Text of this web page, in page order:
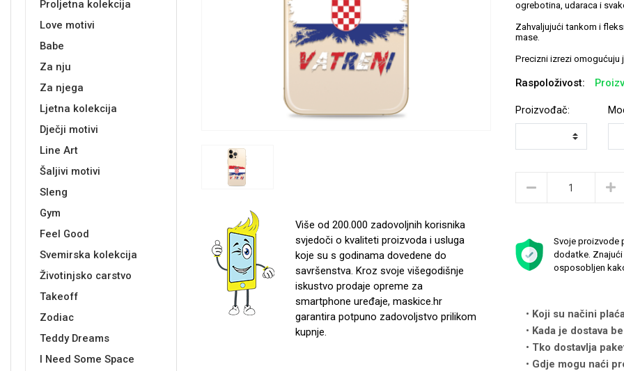
Proljetna kolekcija
Love motivi
Babe
Za nju
Za njega
Ljetna kolekcija
Dječji motivi
Line Art
Šaljivi motivi
Sleng
Gym
Feel Good
Svemirska kolekcija
Životinjsko carstvo
Takeoff
Zodiac
Teddy Dreams
I Need Some Space
Više od 200.000 zadovoljnih korisnika
svjedoči o kvaliteti proizvoda i usluga
koje su s godinama dovedene do
savršenstva. Kroz svoje višegodišnje
iskustvo prodaje opreme za
smartphone uređaje, maskice.hr
garantira potpuno zadovoljstvo prilikom
kupnje.
ogrebotina, udaraca i
Zahvaljujući tankom i
mase.
Precizni izrezi omogućuju
Raspoloživost:
Proizvođač:
Svoje proizvode
dodatke.
osposobljen
Koji su načini
Kada je dostava
Tko dostavlja
Gdje mogu naći
Croatos Najprodavanije - TOP 100
Gym Unicorn kolekcija
Punjači za mobitel Spigen maskice
Univerzalno kaljeno staklo
Univerzalne futrole i
maskice
Sony LCD Tablet
Ostali držači
AUX kablovi Adapteri za mobitel